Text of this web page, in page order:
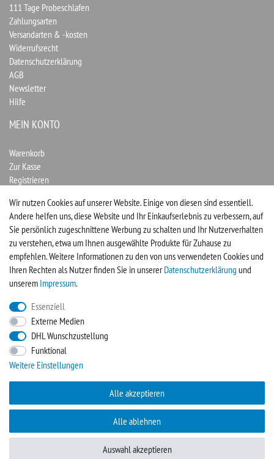
111 Tage Probeschlafen
Zahlungsarten
Versandarten & -kosten
Widerrufsrecht
Datenschutzerklärung
AGB
Newsletter
Hilfe
MEIN KONTO
Warenkorb
Zur Kasse
Registrieren
Vertrag widerrufen
UNTERNEHMEN
Kontakt
Impressum
FACEBOOK
Werden Sie Fan und sichern sich so immer neue Angebote
Wir nutzen Cookies auf unserer Website. Einige von diesen sind essentiell.
Andere helfen uns, diese Website und Ihr Einkaufserlebnis zu verbessern, auf
Sie persönlich zugeschnittene Werbung zu schalten und Ihr Nutzerverhalten
zu verstehen, etwa um Ihnen ausgewählte Produkte für Zuhause zu
empfehlen. Weitere Informationen zu den von uns verwendeten Cookies und
Ihren Rechten als Nutzer finden Sie in unsererDaten­schutz­erklärung und
unserem Impressum.
Essenziell
Externe Medien
DHL Wunschzustellung
Funktional
Weitere Einstellungen
Alle akzeptieren
Alle ablehnen
Auswahl akzeptieren